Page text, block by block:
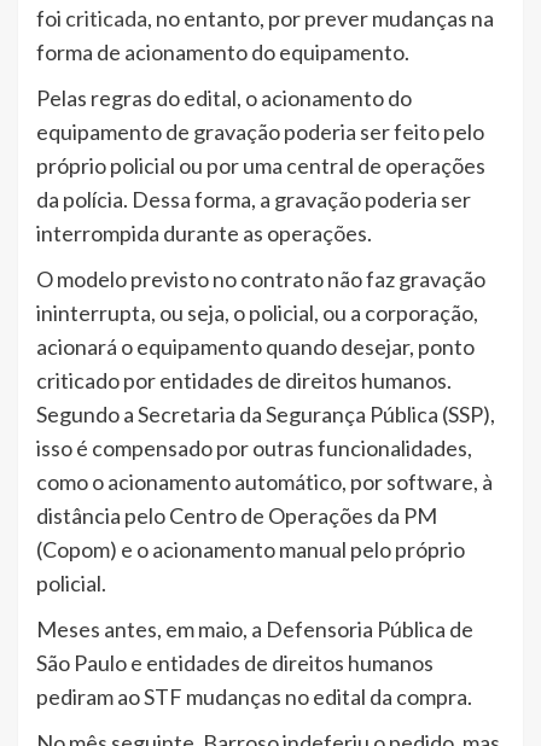
foi criticada, no entanto, por prever mudanças na
forma de acionamento do equipamento.
Pelas regras do edital, o acionamento do
equipamento de gravação poderia ser feito pelo
próprio policial ou por uma central de operações
da polícia. Dessa forma, a gravação poderia ser
interrompida durante as operações.
O modelo previsto no contrato não faz gravação
ininterrupta, ou seja, o policial, ou a corporação,
acionará o equipamento quando desejar, ponto
criticado por entidades de direitos humanos.
Segundo a Secretaria da Segurança Pública (SSP),
isso é compensado por outras funcionalidades,
como o acionamento automático, por software, à
distância pelo Centro de Operações da PM
(Copom) e o acionamento manual pelo próprio
policial.
Meses antes, em maio, a Defensoria Pública de
São Paulo e entidades de direitos humanos
pediram ao STF mudanças no edital da compra.